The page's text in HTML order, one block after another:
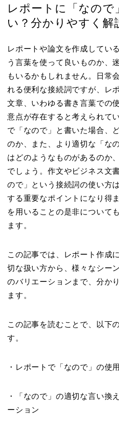
レポートに「なので
い？分かりやすく解
レポートや論文を作成してい
う言葉を使って良いものか、
もいるかもしれません。日常
れる便利な接続詞ですが、レ
文章、いわゆる書き言葉での
意点が存在すると考えられて
で「なので」と書いた場合、
のか、また、より適切な「な
はどのようなものがあるのか
でしょう。作文やビジネス文
ので」という接続詞の使い方
する重要なポイントになり得
を用いることの是非について
ます。
この記事では、レポート作成
切な扱い方から、様々なシー
のバリエーションまで、分か
ます。
この記事を読むことで、以下
す。
・レポートで「なので」の使
・「なので」の適切な言い換
ーション